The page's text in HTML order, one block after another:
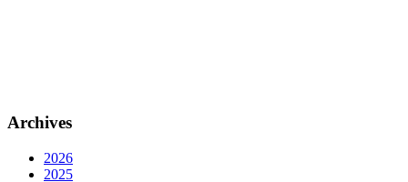
Archives
2026
2025